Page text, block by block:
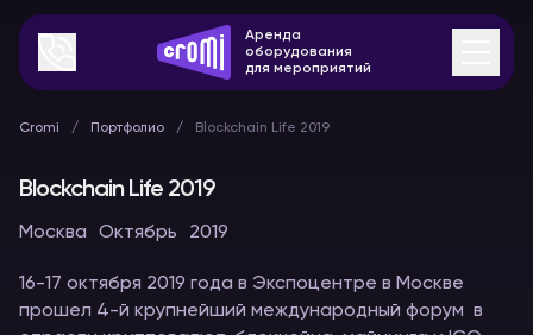
Аренда
оборудования
для мероприятий
Cromi Портфолио Blockchain Life 2019
Blockchain Life 2019
Москва Октябрь 2019
16-17 октября 2019 года в Экспоцентре в Москве
прошел 4-й крупнейший международный форум в